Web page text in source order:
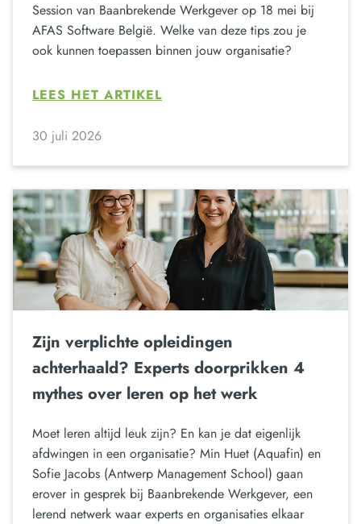
Session van Baanbrekende Werkgever op 18 mei bij
AFAS Software België. Welke van deze tips zou je
ook kunnen toepassen binnen jouw organisatie?
LEES HET ARTIKEL
30 juli 2026
Zijn verplichte opleidingen
achterhaald? Experts doorprikken 4
mythes over leren op het werk
Moet leren altijd leuk zijn? En kan je dat eigenlijk
afdwingen in een organisatie? Min Huet (Aquafin) en
Sofie Jacobs (Antwerp Management School) gaan
erover in gesprek bij Baanbrekende Werkgever, een
lerend netwerk waar experts en organisaties elkaar